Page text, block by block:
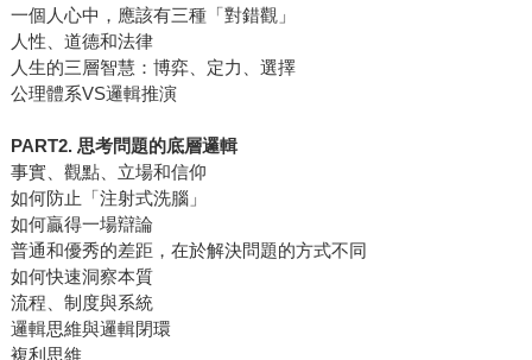
一個人心中，應該有三種「對錯觀」
人性、道德和法律
人生的三層智慧：博弈、定力、選擇
公理體系VS邏輯推演
PART2. 思考問題的底層邏輯
事實、觀點、立場和信仰
如何防止「注射式洗腦」
如何贏得一場辯論
普通和優秀的差距，在於解決問題的方式不同
如何快速洞察本質
流程、制度與系統
邏輯思維與邏輯閉環
複利思維